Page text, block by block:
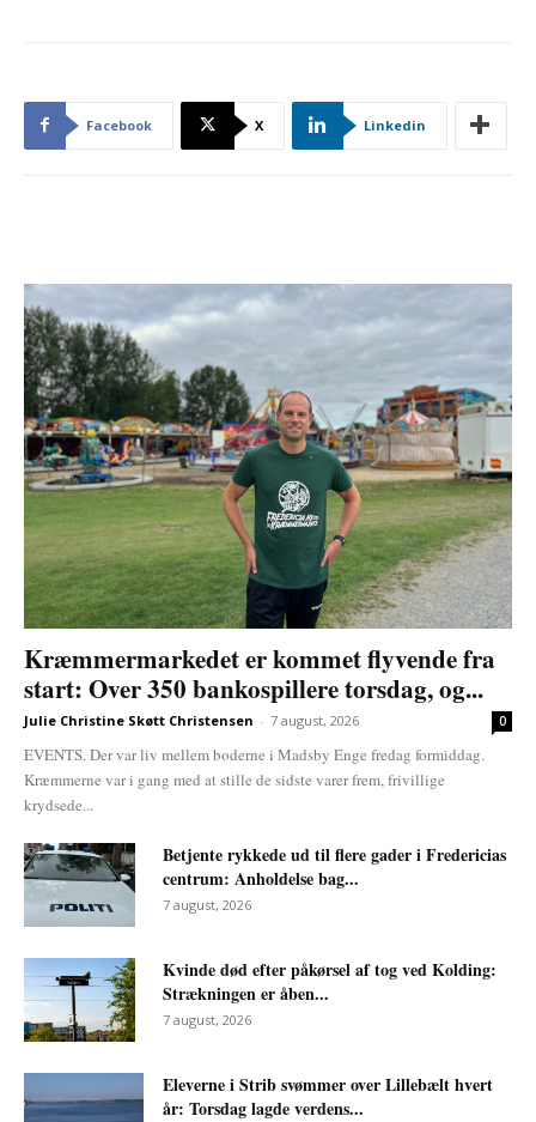
Facebook X Linkedin
Kræmmermarkedet er kommet flyvende fra
start: Over 350 bankospillere torsdag, og...
Julie Christine Skøtt Christensen - 7 august, 2026 0
EVENTS. Der var liv mellem boderne i Madsby Enge fredag formiddag.
Kræmmerne var i gang med at stille de sidste varer frem, frivillige
krydsede...
Betjente rykkede ud til flere gader i Fredericias
centrum: Anholdelse bag...
7 august, 2026
Kvinde død efter påkørsel af tog ved Kolding:
Strækningen er åben...
7 august, 2026
Eleverne i Strib svømmer over Lillebælt hvert
år: Torsdag lagde verdens...